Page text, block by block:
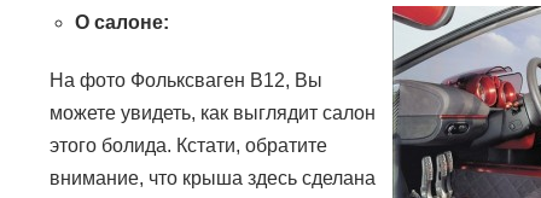
О салоне:
На фото Фольксваген В12, Вы
можете увидеть, как выглядит салон
этого болида. Кстати, обратите
внимание, что крыша здесь сделана